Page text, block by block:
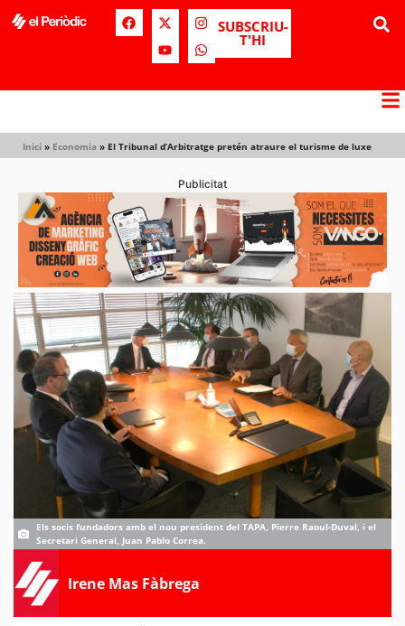
SUBSCRIU-
T'HI
Inici » Economia » El Tribunal d’Arbitratge pretén atraure el turisme de luxe
Publicitat
Els socis fundadors amb el nou president del TAPA, Pierre Raoul-Duval, i el
Secretari General, Juan Pablo Correa.
Irene Mas Fàbrega